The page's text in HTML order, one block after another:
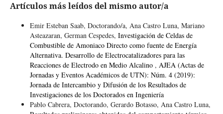
Artículos más leídos del mismo autor/a
Emir Esteban Saab, Doctorando/a, Ana Castro Luna, Mariano
Asteazaran, German Cespedes, Investigación de Celdas de
Combustible de Amoniaco Directo como fuente de Energía
Alternativa. Desarrollo de Electrocatalizadores para las
Reacciones de Electrodo en Medio Alcalino , AJEA (Actas de
Jornadas y Eventos Académicos de UTN): Núm. 4 (2019):
Jornada de Intercambio y Difusión de los Resultados de
Investigaciones de los Doctorados en Ingeniería
Pablo Cabrera, Doctorando, Gerardo Botasso, Ana Castro Luna,